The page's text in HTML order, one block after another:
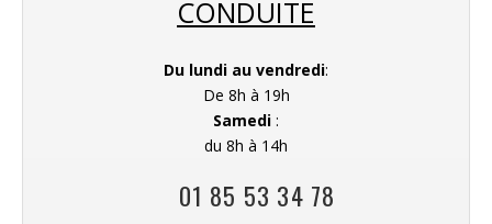
CONDUITE
Du lundi au vendredi:
De 8h à 19h
Samedi :
du 8h à 14h
01 85 53 34 78